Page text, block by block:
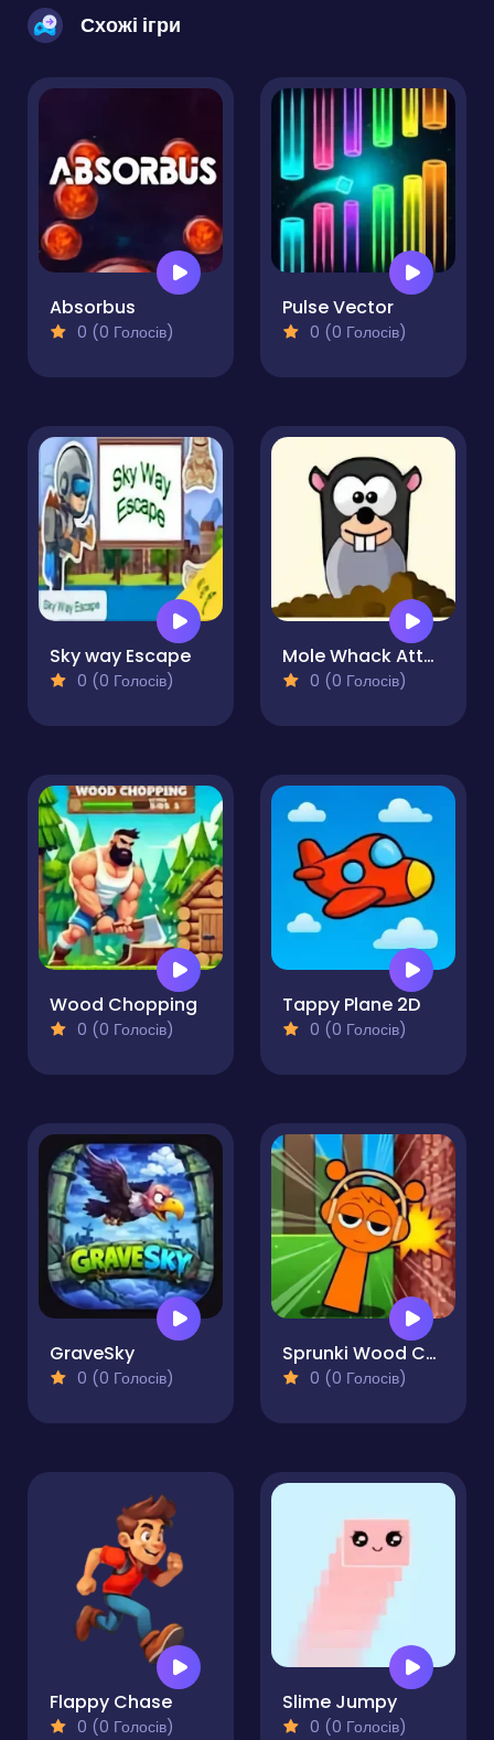
Схожі ігри
Absorbus
0 (0 Голосів)
Pulse Vector
0 (0 Голосів)
Sky way Escape
0 (0 Голосів)
Mole Whack Attack
0 (0 Голосів)
Wood Chopping
0 (0 Голосів)
Tappy Plane 2D
0 (0 Голосів)
GraveSky
0 (0 Голосів)
Sprunki Wood Cutter
0 (0 Голосів)
Flappy Chase
0 (0 Голосів)
Slime Jumpy
0 (0 Голосів)